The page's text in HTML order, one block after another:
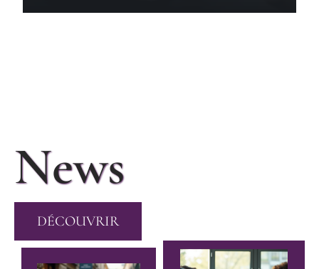
News
DÉCOUVRIR